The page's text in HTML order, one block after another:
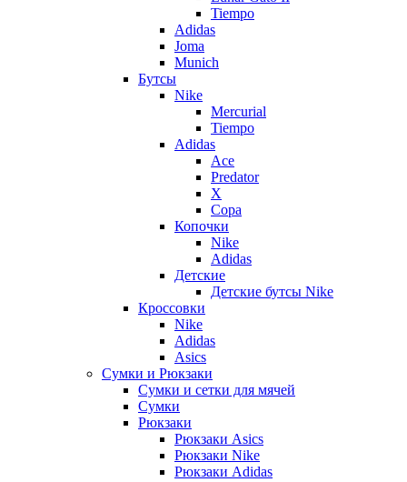
Tiempo
Adidas
Joma
Munich
Бутсы
Nike
Mercurial
Tiempo
Adidas
Ace
Predator
X
Copa
Копочки
Nike
Adidas
Детские
Детские бутсы Nike
Кроссовки
Nike
Adidas
Asics
Сумки и Рюкзаки
Сумки и сетки для мячей
Сумки
Рюкзаки
Рюкзаки Asics
Рюкзаки Nike
Рюкзаки Adidas